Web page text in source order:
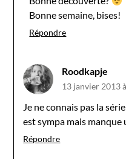
Bonne semaine, bises!
Répondre
Roodkapje
13 janvier 2013
Je ne connais pas la
est sympa mais manque
Répondre